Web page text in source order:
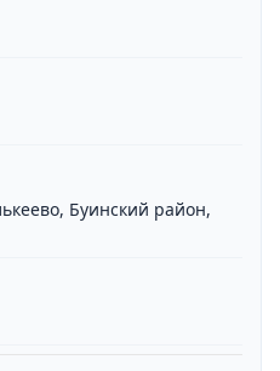
Буинский район,